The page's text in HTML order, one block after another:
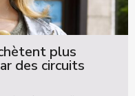
plus
des circuits